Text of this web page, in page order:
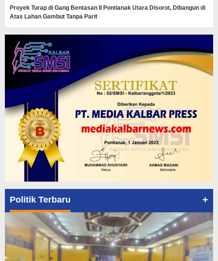
Proyek Turap di Gang Bentasan II Pontianak Utara Disorot, Dibangun di
Atas Lahan Gambut Tanpa Parit
Politik Terbaru +